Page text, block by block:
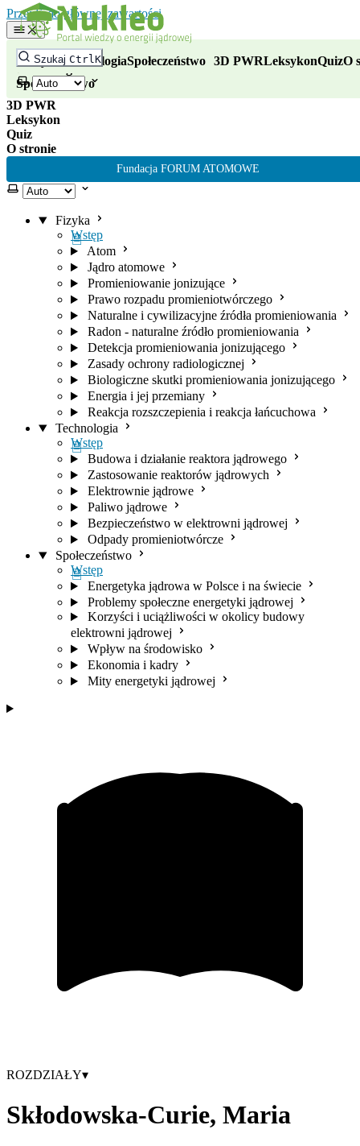
Przejdź do głównej zawartości
Szukaj CtrlK
FizykaTechnologiaSpołeczeństwo 3D PWRLeksykonQuizO
Wybierz motyw
Fizyka
Wstęp
Atom
Jądro atomowe
Promieniowanie jonizujące
Prawo rozpadu promieniotwórczego
Naturalne i cywilizacyjne źródła promieniowania
Radon - naturalne źródło promieniowania
Detekcja promieniowania jonizującego
Zasady ochrony radiologicznej
Biologiczne skutki promieniowania jonizującego
Energia i jej przemiany
Reakcja rozszczepienia i reakcja łańcuchowa
Technologia
Wstęp
Budowa i działanie reaktora jądrowego
Zastosowanie reaktorów jądrowych
Elektrownie jądrowe
Paliwo jądrowe
Bezpieczeństwo w elektrowni jądrowej
Odpady promieniotwórcze
Społeczeństwo
Wstęp
Energetyka jądrowa w Polsce i na świecie
Problemy społeczne energetyki jądrowej
Korzyści i uciążliwości w okolicy budowy
elektrowni jądrowej
Wpływ na środowisko
Ekonomia i kadry
Mity energetyki jądrowej
Fizyka
Technologia
Społeczeństwo
3D PWR
Leksykon
Quiz
O stronie
Fundacja FORUM ATOMOWE
Wybierz motyw
ROZDZIAŁY▾
Skłodowska-Curie, Maria